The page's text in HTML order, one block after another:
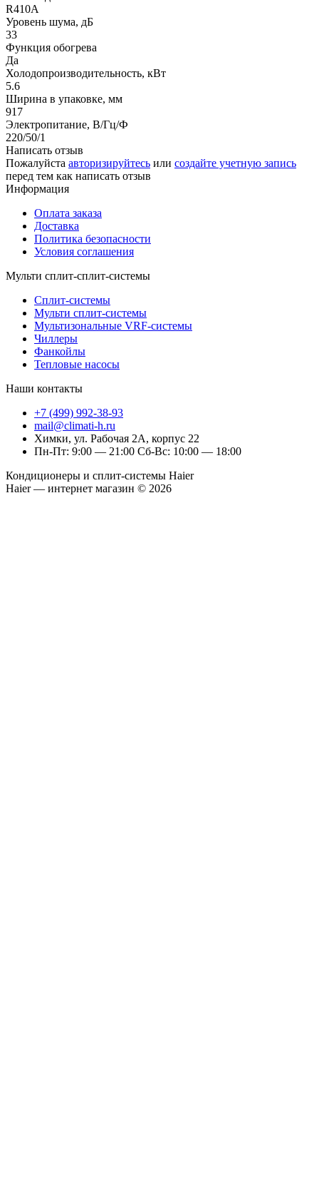
R410A
Уровень шума, дБ
33
Функция обогрева
Да
Холодопроизводительность, кВт
5.6
Ширина в упаковке, мм
917
Электропитание, В/Гц/Ф
220/50/1
Написать отзыв
Пожалуйста авторизируйтесь или создайте учетную запись
перед тем как написать отзыв
Информация
Оплата заказа
Доставка
Политика безопасности
Условия соглашения
Мульти сплит-сплит-системы
Сплит-системы
Мульти сплит-системы
Мультизональные VRF-системы
Чиллеры
Фанкойлы
Тепловые насосы
Наши контакты
+7 (499) 992-38-93
mail@climati-h.ru
Химки, ул. Рабочая 2А, корпус 22
Пн-Пт: 9:00 — 21:00 Сб-Вс: 10:00 — 18:00
Кондиционеры и сплит-системы Haier
Haier — интернет магазин © 2026